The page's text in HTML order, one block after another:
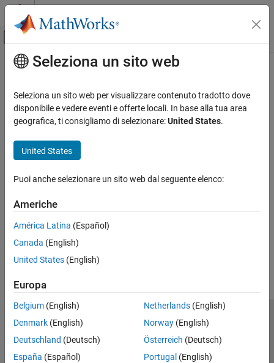
Vai al contenuto
Attiva/disattiva menu di navigazione
Pagina iniziale della documentazione
Contenuto principale
Seleziona un sito web
Seleziona un sito web per visualizzare contenuto tradotto dove
disponibile e vedere eventi e offerte locali. In base alla tua area
geografica, ti consigliamo di selezionare:United States.
United States
Puoi anche selezionare un sito web dal seguente elenco:
Americhe
América Latina (Español)
Canada (English)
United States (English)
Europa
Belgium (English)
Denmark (English)
Deutschland (Deutsch)
España (Español)
Netherlands(English)
Norway(English)
Österreich (Deutsch)
Portugal (English)
Centro di fiducia
Informativa sulla privacy
Antipirateria
Stato dell'applicazione
Contatti
© 1994-2026 The MathWorks, Inc.